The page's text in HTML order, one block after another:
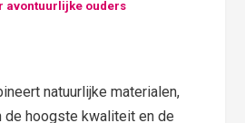
avontuurlijke ouders
natuurlijke materialen,
de hoogste kwaliteit en de